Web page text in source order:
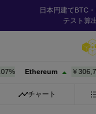
日本円建てBTC
テスト算
Ethereum ￥306,781
チャート